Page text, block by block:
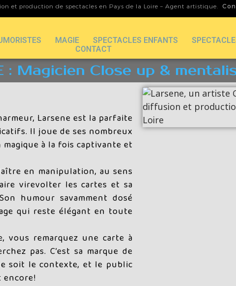
et production de spectacles en Pays de la Loire – Agent artistique.
MAGIE SPECTACLES ENFANTS
CONTACT
: Magicien Close up &
Larsene est la parfaite
Il joue de ses nombreux
à la fois captivante et
en manipulation, au sens
virevolter les cartes et sa
humour savamment dosé
qui reste élégant en toute
vous remarquez une carte à
pas. C’est sa marque de
soit le contexte, et le public
encore!